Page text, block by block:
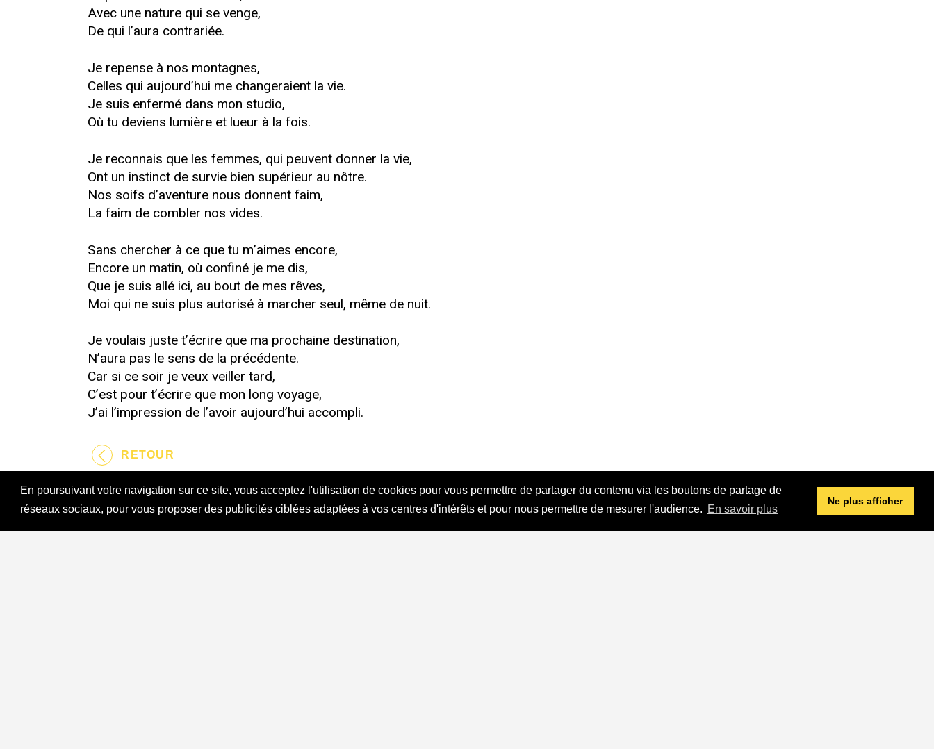
En poursuivant votre navigation sur ce site, vous acceptez l'utilisation de cookies pour vous permettre de partager du contenu via les boutons de partage de
réseaux sociaux, pour vous proposer des publicités ciblées adaptées à vos centres d'intérêts et pour nous permettre de mesurer l'audience. En savoir plus
Ne plus afficher
Avec une nature qui se venge,
De qui l’aura contrariée.
Je repense à nos montagnes,
Celles qui aujourd’hui me changeraient la vie.
Je suis enfermé dans mon studio,
Où tu deviens lumière et lueur à la fois.
Je reconnais que les femmes, qui peuvent donner la vie,
Ont un instinct de survie bien supérieur au nôtre.
Nos soifs d’aventure nous donnent faim,
La faim de combler nos vides.
Sans chercher à ce que tu m’aimes encore,
Encore un matin, où confiné je me dis,
Que je suis allé ici, au bout de mes rêves,
Moi qui ne suis plus autorisé à marcher seul, même de nuit.
Je voulais juste t’écrire que ma prochaine destination,
N’aura pas le sens de la précédente.
Car si ce soir je veux veiller tard,
C’est pour t’écrire que mon long voyage,
J’ai l’impression de l’avoir aujourd’hui accompli.
RETOUR